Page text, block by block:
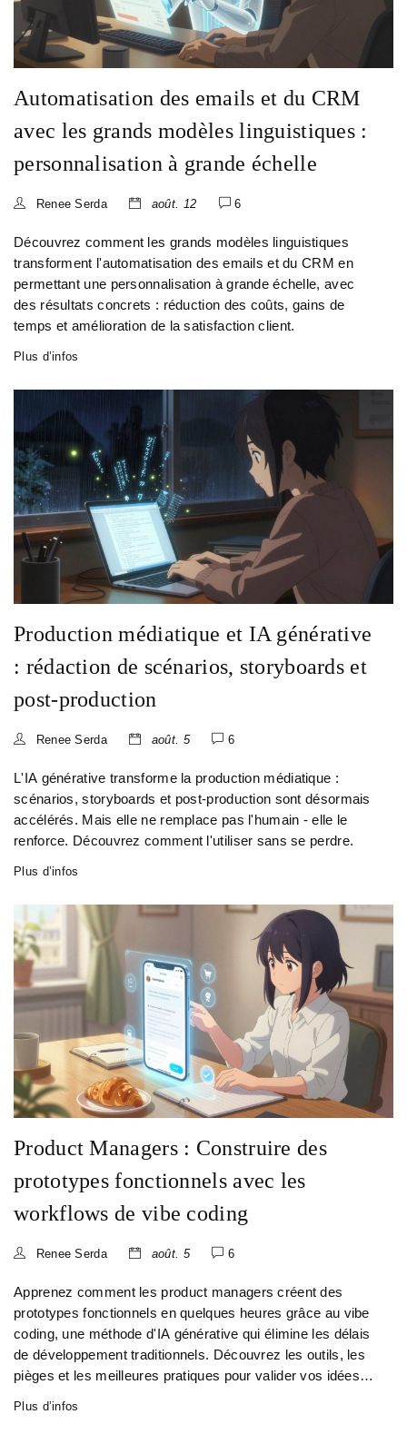
Automatisation des emails et du CRM
avec les grands modèles linguistiques :
personnalisation à grande échelle
Renee Serda août. 12 6
Découvrez comment les grands modèles linguistiques
transforment l'automatisation des emails et du CRM en
permettant une personnalisation à grande échelle, avec
des résultats concrets : réduction des coûts, gains de
temps et amélioration de la satisfaction client.
Plus d’infos
Production médiatique et IA générative
: rédaction de scénarios, storyboards et
post-production
Renee Serda août. 5 6
L'IA générative transforme la production médiatique :
scénarios, storyboards et post-production sont désormais
accélérés. Mais elle ne remplace pas l'humain - elle le
renforce. Découvrez comment l'utiliser sans se perdre.
Plus d’infos
Product Managers : Construire des
prototypes fonctionnels avec les
workflows de vibe coding
Renee Serda août. 5 6
Apprenez comment les product managers créent des
prototypes fonctionnels en quelques heures grâce au vibe
coding, une méthode d'IA générative qui élimine les délais
de développement traditionnels. Découvrez les outils, les
pièges et les meilleures pratiques pour valider vos idées
Plus d’infos